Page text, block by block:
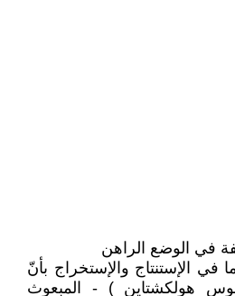
في الوضع الراهن
الإستنتاج والإستخراج بأنّ
هولكشتاين ) - المبعوث